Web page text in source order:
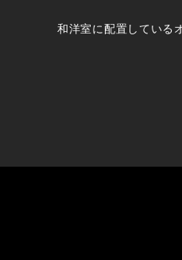
和洋室に配置している